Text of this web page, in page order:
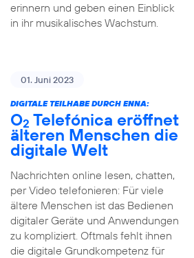
erinnern und geben einen Einblick
in ihr musikalisches Wachstum.
01. Juni 2023
DIGITALE TEILHABE DURCH ENNA:
O2 Telefónica eröffnet
älteren Menschen die
digitale Welt
Nachrichten online lesen, chatten,
per Video telefonieren: Für viele
ältere Menschen ist das Bedienen
digitaler Geräte und Anwendungen
zu kompliziert. Oftmals fehlt ihnen
die digitale Grundkompetenz für